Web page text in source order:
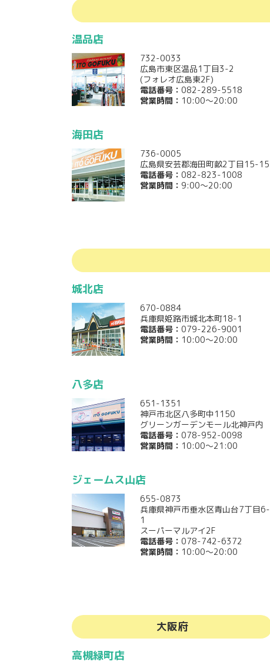
温品店
732-0033
広島市東区温品1丁目3-2
(フォレオ広島東2F)
電話番号： 082-289-5518
営業時間： 10:00～20:00
海田店
736-0005
広島県安芸郡海田町畝2丁目15-15
電話番号： 082-823-1008
営業時間： 9:00～20:00
城北店
670-0884
兵庫県姫路市城北本町18-1
電話番号： 079-226-9001
営業時間： 10:00～20:00
八多店
651-1351
神戸市北区八多町中1150
グリーンガーデンモール北神戸内
電話番号： 078-952-0098
営業時間： 10:00～21:00
ジェームス山店
655-0873
兵庫県神戸市垂水区青山台7丁目6-
1
スーパーマルアイ2F
電話番号： 078-742-6372
営業時間： 10:00～20:00
大阪府
高槻緑町店